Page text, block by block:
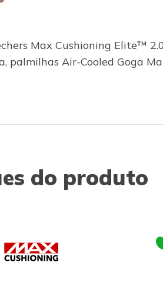
Max Cushioning Elite™
Air-Cooled Goga
do produto